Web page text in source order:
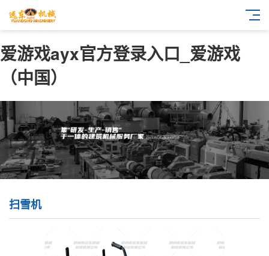
爱游戏ayx官方登录入口_爱游戏
（中国）
扫雪机